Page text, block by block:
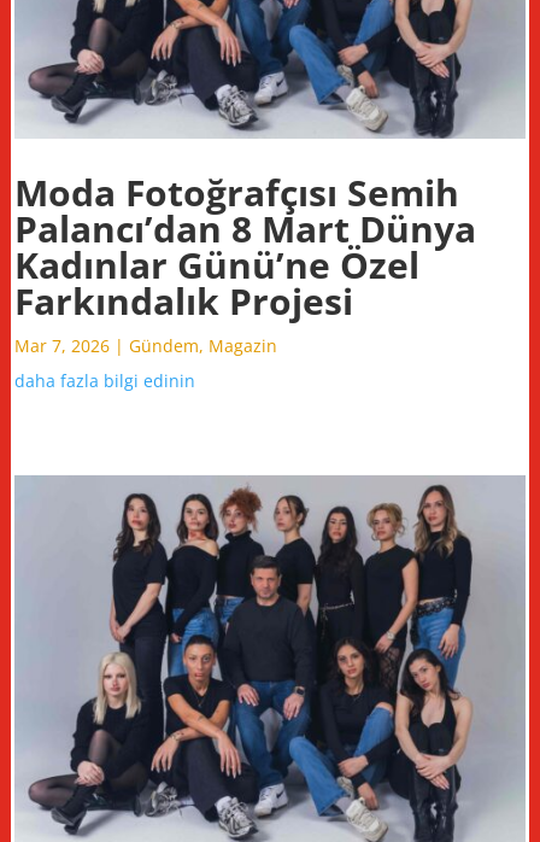
Moda Fotoğrafçısı Semih
Palancı’dan 8 Mart Dünya
Kadınlar Günü’ne Özel
Farkındalık Projesi
Mar 7, 2026 | Gündem, Magazin
daha fazla bilgi edinin